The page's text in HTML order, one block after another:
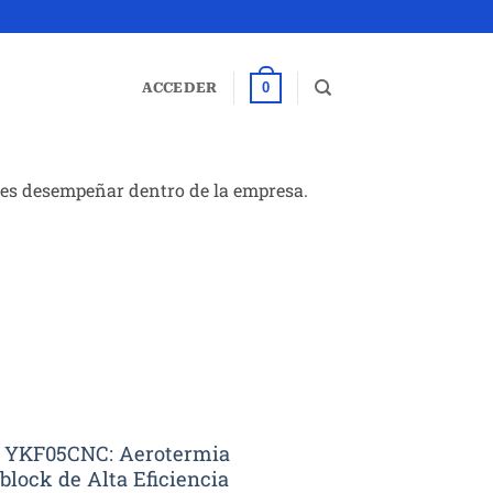
ACCEDER 0
desempeñar dentro de la empresa.
YKF05CNC: Aerotermia
de Alta Eficiencia